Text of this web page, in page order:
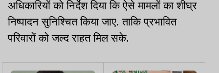
अधिकारियों को निर्देश दिया कि ऐसे मामलों का शीघ्र
निष्पादन सुनिश्चित किया जाए. ताकि प्रभावित
परिवारों को जल्द राहत मिल सके.